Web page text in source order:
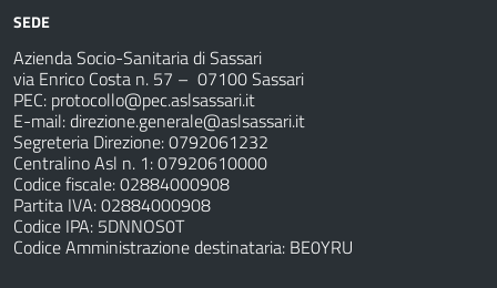
SEDE
Azienda Socio-Sanitaria di Sassari
via Enrico Costa n. 57 – 07100 Sassari
PEC: protocollo@pec.aslsassari.it
E-mail:direzione.generale@aslsassari.it
Segreteria Direzione: 0792061232
Centralino Asl n. 1: 07920610000
Codice fiscale: 02884000908
Partita IVA: 02884000908
Codice IPA: 5DNNOS0T
Codice Amministrazione destinataria: BE0YRU